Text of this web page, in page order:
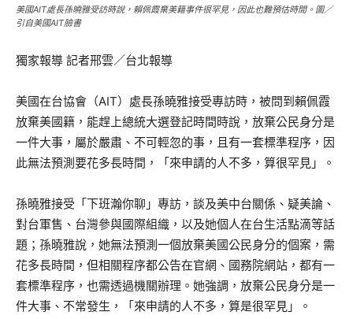
美國AIT處長孫曉雅受訪時說，賴佩霞棄美籍事件很罕見，因此也難預估時間。圖／
引自美國AIT臉書
獨家報導 記者邢雲／台北報導
美國在台協會（AIT）處長孫曉雅接受專訪時，被問到賴佩霞
放棄美國籍，能趕上總統大選登記時間時說，放棄公民身分是
一件大事，屬於嚴肅、不可輕忽的事，且有一套標準程序，因
此無法預測要花多長時間，「來申請的人不多，算很罕見」。
孫曉雅接受「下班瀚你聊」專訪，談及美中台關係、疑美論、
對台軍售、台灣參與國際組織，以及她個人在台生活點滴等話
題；孫曉雅說，她無法預測一個放棄美國公民身分的個案，需
花多長時間，但相關程序都公告在官網、國務院網站，都有一
套標準程序，也需透過機關辦理。她強調，放棄公民身分是一
件大事、不常發生，「來申請的人不多，算是很罕見」。